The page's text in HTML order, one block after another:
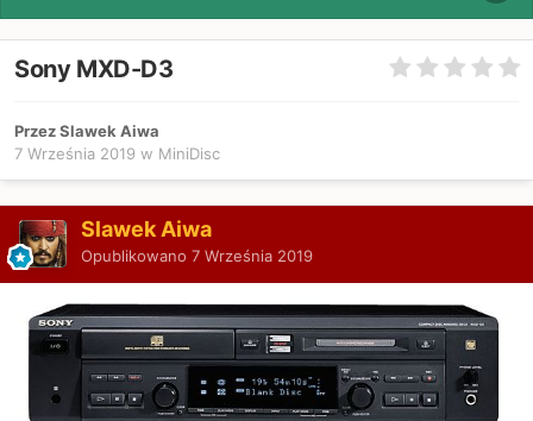
Sony MXD-D3
Przez Slawek Aiwa
7 Września 2019 w MiniDisc
Slawek Aiwa
Opublikowano 7 Września 2019